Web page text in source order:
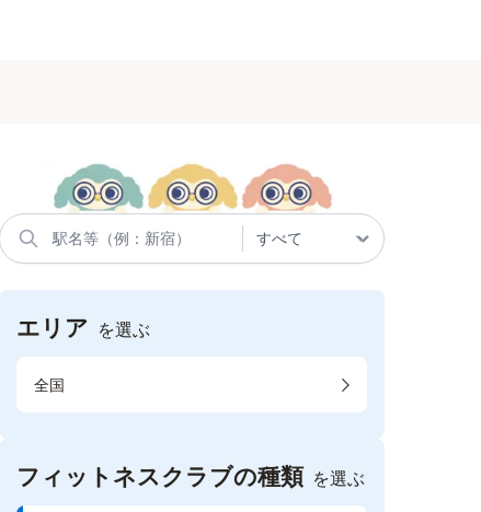
エリア を選ぶ
全国
フィットネスクラブの種類 を選ぶ